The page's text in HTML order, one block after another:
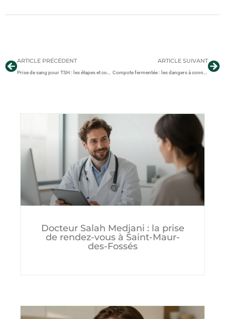
ARTICLE PRÉCÉDENT
Prise de sang pour TSH : les étapes et conditions à connaître avant le test
ARTICLE SUIVANT
Compote fermentée : les dangers à connaître pour éviter tout risque
Docteur Salah Medjani : la prise
de rendez-vous à Saint-Maur-
des-Fossés